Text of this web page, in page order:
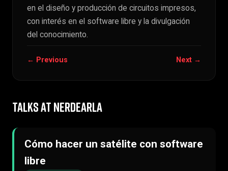
en el diseño y producción de circuitos impresos,
con interés en el software libre y la divulgación
del conocimiento.
← Previous Next →
TALKS AT NERDEARLA
Cómo hacer un satélite con software
libre